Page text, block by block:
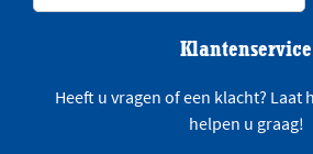
Klantenservice
Heeft u vragen of een klacht? Laat
helpen u graag!